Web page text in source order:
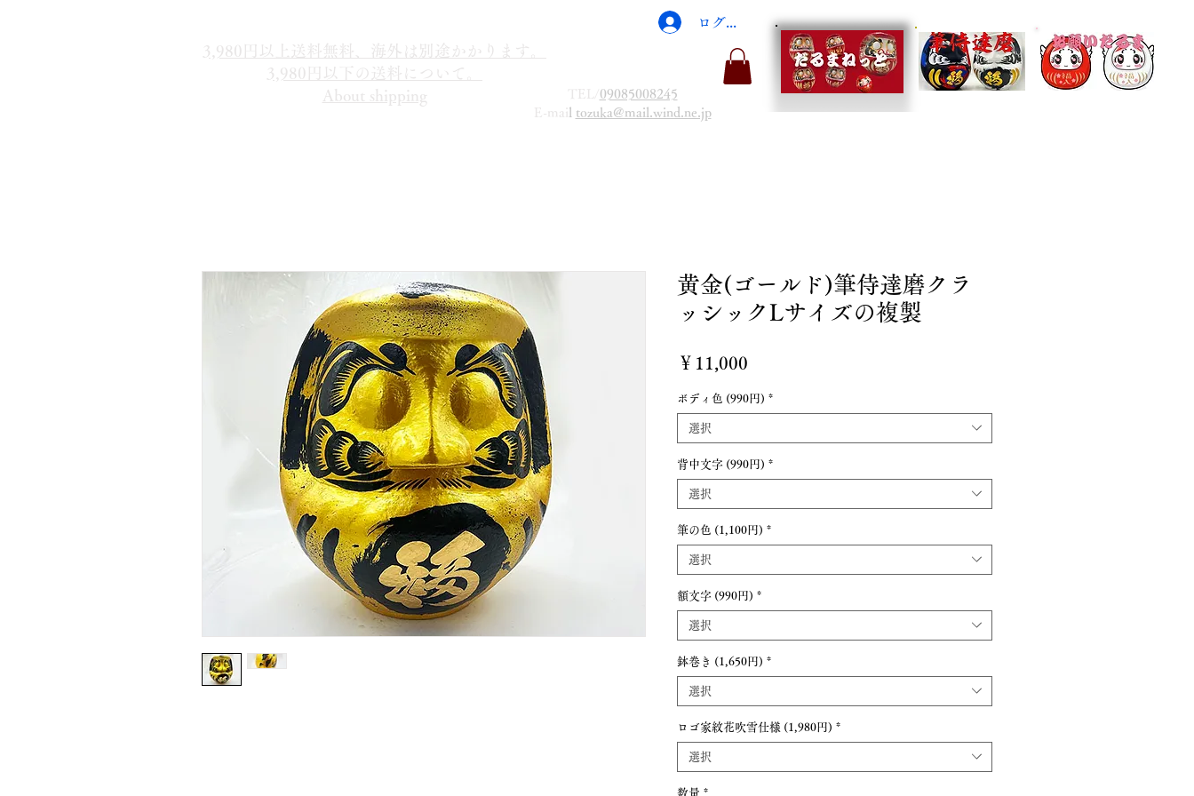
ログイン
3,980円以上送料無料、海外は別途かかります。
3,980円以下の送料について。
About shipping
TEL/ 09085008245
E-mai l tozuka@mail.wind.ne.jp
黄金(ゴールド)筆侍達磨クラ
ッシックLサイズの複製
￥11,000
ボディ色 (990円) *
選択
背中文字 (990円) *
選択
筆の色 (1,100円) *
選択
額文字 (990円) *
選択
鉢巻き (1,650円) *
選択
ロゴ家紋花吹雪仕様 (1,980円) *
選択
数量 *